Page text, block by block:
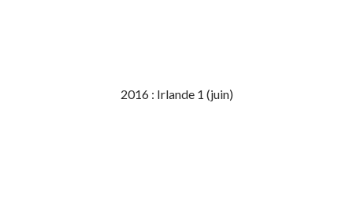
2016 : Irlande 1 (juin)